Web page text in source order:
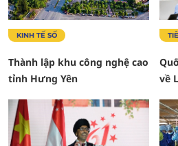
KINH TẾ SỐ
Thành lập khu công nghệ cao
tỉnh Hưng Yên
về